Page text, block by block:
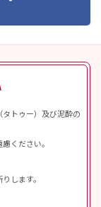
トゥー）及び泥酔の
ください。
します。